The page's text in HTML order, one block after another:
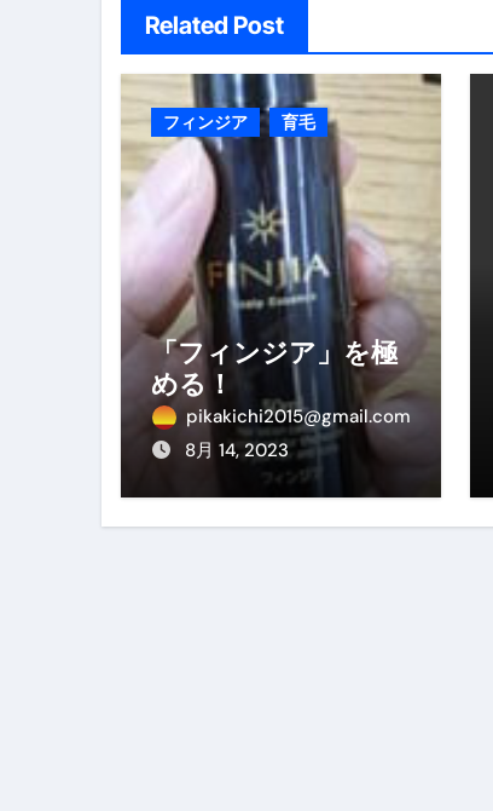
梅干しを毎日食べたらど
ブルーベリーを毎日食べ
バナナを毎日食べたら
筋トレせずにプロテイ
ドメイン取得からホーム
かいまき（掻巻き）超完
【最新版】掛け布団の選
【アシストステッパー】
【2026年最新保存版】エ
コロナウイルス完全解
「3秒で整う、新しい栄
【最新】手袋の選び方
補聴器の選び方 完全ガ
Related Post
フィンジア 育毛
「フィンジア」を極
める！
pikakichi2015@gmail.com
8月 14, 2023